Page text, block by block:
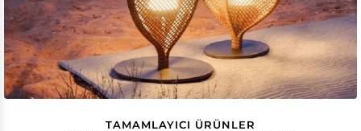
TAMAMLAYICI ÜRÜNLER